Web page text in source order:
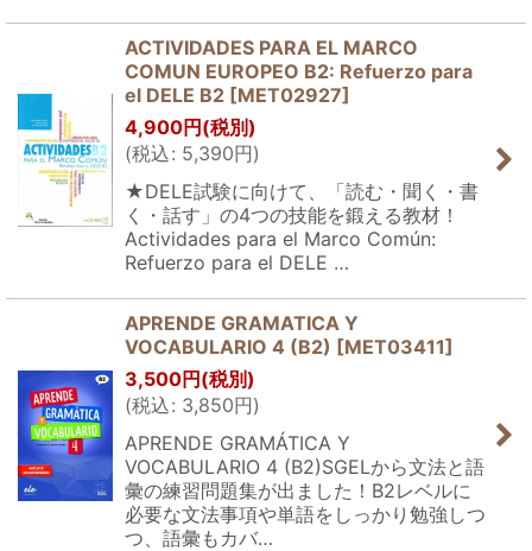
ACTIVIDADES PARA EL MARCO
COMUN EUROPEO B2: Refuerzo para
el DELE B2 [MET02927]
4,900円(税別)
(税込: 5,390円)
★DELE試験に向けて、「読む・聞く・書
く・話す」の4つの技能を鍛える教材！
Actividades para el Marco Común:
Refuerzo para el DELE …
APRENDE GRAMATICA Y
VOCABULARIO 4 (B2) [MET03411]
3,500円(税別)
(税込: 3,850円)
APRENDE GRAMÁTICA Y
VOCABULARIO 4 (B2)SGELから文法と語
彙の練習問題集が出ました！B2レベルに
必要な文法事項や単語をしっかり勉強しつ
つ、語彙もカバ…